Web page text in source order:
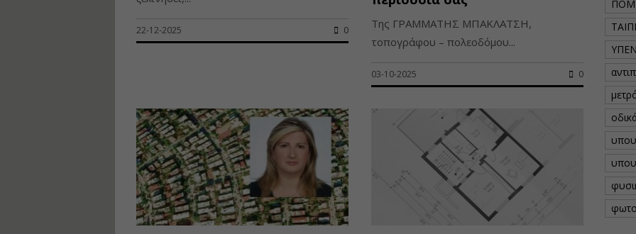
22-12-2025 0
Της ΓΡΑΜΜΑΤΗΣ ΜΠΑΚΛΑΤΣΗ,
τοπογράφου – πολεοδόμου...
03-10-2025 0
ΥΠΕΝ